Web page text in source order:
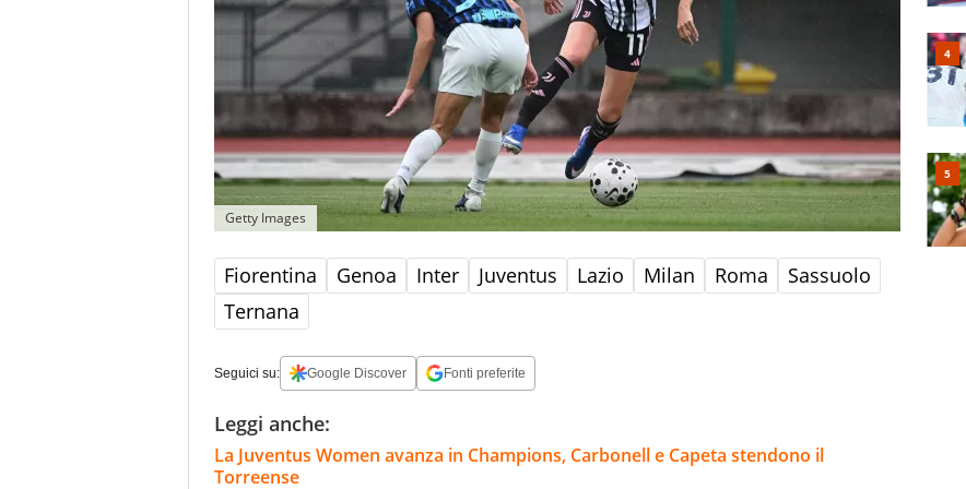
Getty Images
Fiorentina Genoa Inter Juventus Lazio Milan Roma
Sassuolo
Ternana
Seguici su: Google Discover Fonti preferite
Leggi anche:
La Juventus Women avanza in Champions, Carbonell e Capeta stendono il
Torreense